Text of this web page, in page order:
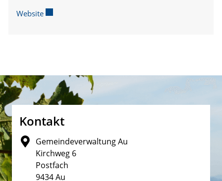
Website Externer Link wird in einem neuen Fenster geöffnet.
Fusszeile
Kontakt
Gemeindeverwaltung Au
Kirchweg 6
Postfach
9434 Au